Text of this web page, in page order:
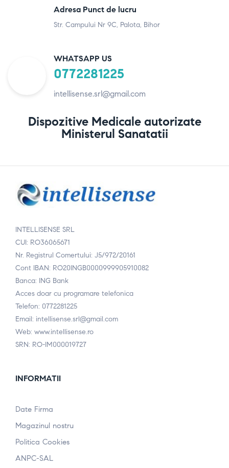
Adresa Punct de lucru
Str. Campului Nr 9C, Palota, Bihor
WHATSAPP US
0772281225
intellisense.srl@gmail.com
Dispozitive Medicale autorizate
Ministerul Sanatatii
INTELLISENSE SRL
CUI: RO36065671
Nr. Registrul Comertului: J5/972/20161
Cont IBAN: RO20INGB0000999905910082
Banca: ING Bank
Acces doar cu programare telefonica
Telefon: 0772281225
Email: intellisense.srl@gmail.com
Web: www.intellisense.ro
SRN: RO-IM000019727
INFORMATII
Date Firma
Magazinul nostru
Politica Cookies
ANPC-SAL